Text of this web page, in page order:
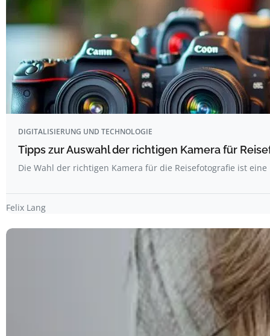
DIGITALISIERUNG UND TECHNOLOGIE
Tipps zur Auswahl der richtigen Kamera für
Die Wahl der richtigen Kamera für die Reisefotografie ist
Felix Lang